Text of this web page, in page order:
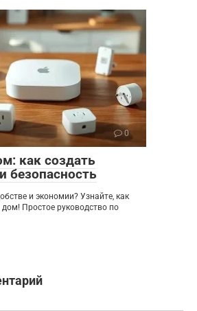
0
как создать
безопасность
и экономии? Узнайте, как
Простое руководство по